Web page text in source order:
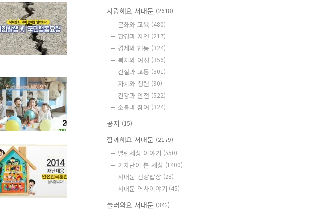
사랑해요 서대문 (2618)
문화와 교육 (480)
환경과 자연 (217)
경제와 협동 (324)
복지와 여성 (356)
건설과 교통 (301)
자치와 청렴 (90)
건강과 안전 (522)
소통과 참여 (324)
공지 (15)
함께해요 서대문 (2179)
열린세상 이야기 (550)
기자단이 본 세상 (1400)
서대문 건강밥상 (28)
서대문 역사이야기 (45)
놀러와요 서대문 (342)